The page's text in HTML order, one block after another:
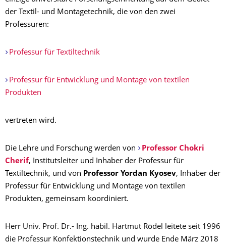
der Textil- und Montagetechnik, die von den zwei
Professuren:
Professur für Textiltechnik
Professur für Entwicklung und Montage von textilen
Produkten
vertreten wird.
Die Lehre und Forschung werden von
Professor Chokri
Cherif, Institutsleiter und Inhaber der Professur für
Textiltechnik, und von Professor Yordan Kyosev, Inhaber der
Professur für Entwicklung und Montage von textilen
Produkten, gemeinsam koordiniert.
Herr Univ. Prof. Dr.- Ing. habil. Hartmut Rödel leitete seit 1996
die Professur Konfektionstechnik und wurde Ende März 2018